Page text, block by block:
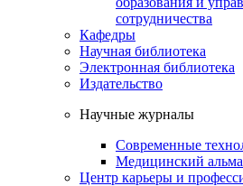
сотрудничества
Кафедры
Научная библиотека
Электронная библиотека
Издательство
Научные журналы
Современные
Медицинский
Центр карьеры и